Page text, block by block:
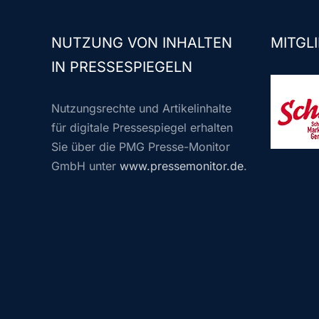
NUTZUNG VON INHALTEN
IN PRESSESPIEGELN
Nutzungsrechte und Artikelinhalte
für digitale Pressespiegel erhalten
Sie über die PMG Presse-Monitor
GmbH unter www.pressemonitor.de.